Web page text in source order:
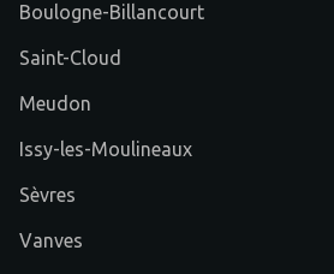
Boulogne-Billancourt
Saint-Cloud
Meudon
Issy-les-Moulineaux
Sèvres
Vanves